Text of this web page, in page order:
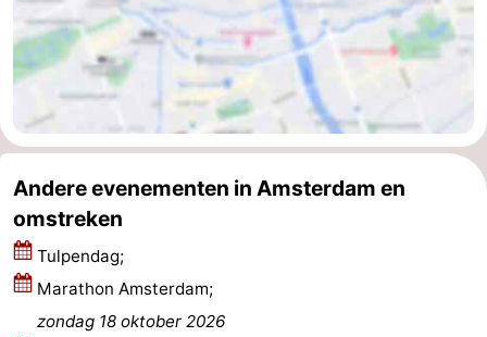
Andere evenementen in Amsterdam en
omstreken
Tulpendag;
Marathon Amsterdam;
zondag 18 oktober 2026